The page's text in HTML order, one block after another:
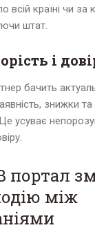
всій країні чи
штат.
і
бачить
знижки та
усуває
портал
між